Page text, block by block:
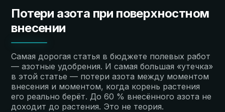
Потери азота при поверхностном
внесении
Самая дорогая статья в бюджете полевых работ
— азотные удобрения. И самая большая «утечка»
в этой статье — потери азота между моментом
внесения и моментом, когда корень растения
его реально берёт. До 60 % внесённого азота не
доходит до растения. Это не теория.